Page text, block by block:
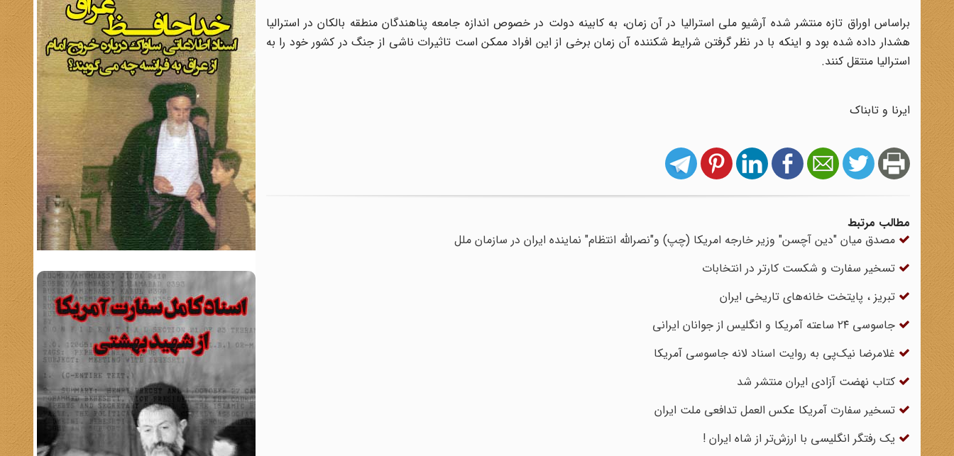
براساس اوراق تازه منتشر شده آرشیو ملی استرالیا در آن زمان، به کابینه دولت در خصوص اندازه جامعه پناهندگان منطقه بالکان در استرالیا
هشدار داده شده بود و اینکه با در نظر گرفتن شرایط شکننده آن زمان برخی از این افراد ممکن است تاثیرات ناشی از جنگ در کشور خود را به
استرالیا منتقل کنند.
ایرنا و تابناک
مطالب مرتبط
مصدق میان "دین آچسن" وزیر خارجه امریکا (چپ) و"نصرالله انتظام" نماینده ایران در سازمان ملل
تسخیر سفارت و شکست کارتر در انتخابات
تبریز ، پایتخت خانه‌های تاریخی ایران
جاسوسی ۲۴ ساعته آمریکا و انگلیس از جوانان ایرانی
غلامرضا نیک‌‏پى به روایت اسناد لانه جاسوسی آمریکا
کتاب نهضت آزادی ایران منتشر شد
تسخیر سفارت آمریکا عکس العمل تدافعی ملت ایران
یک رفتگر انگلیسی با ارزش‌تر از شاه ایران !